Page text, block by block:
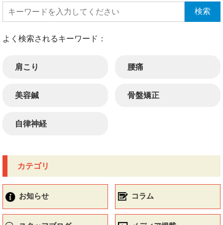
よく検索されるキーワード：
肩こり 腰痛
美容鍼 骨盤矯正
自律神経
カテゴリ
お知らせ コラム